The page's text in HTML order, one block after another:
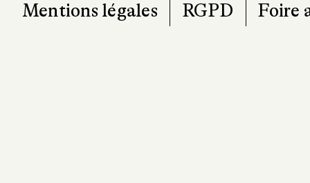
Mentions légales RGPD Foire